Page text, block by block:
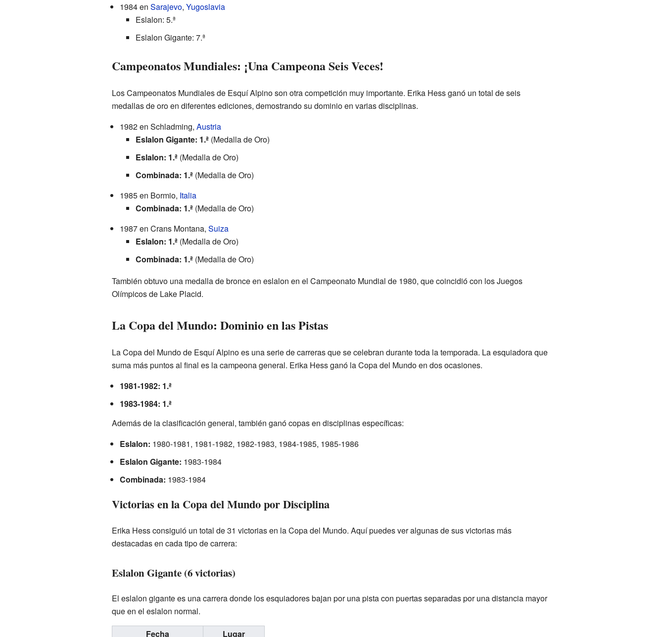
1984 en Sarajevo, Yugoslavia
Eslalon: 5.ª
Eslalon Gigante: 7.ª
Campeonatos Mundiales: ¡Una Campeona Seis Veces!
Los Campeonatos Mundiales de Esquí Alpino son otra competición muy importante. Erika Hess ganó un total de seis
medallas de oro en diferentes ediciones, demostrando su dominio en varias disciplinas.
1982 en Schladming, Austria
Eslalon Gigante: 1.ª(Medalla de Oro)
Eslalon: 1.ª(Medalla de Oro)
Combinada: 1.ª(Medalla de Oro)
1985 en Bormio, Italia
Combinada: 1.ª(Medalla de Oro)
1987 en Crans Montana, Suiza
Eslalon: 1.ª(Medalla de Oro)
Combinada: 1.ª(Medalla de Oro)
También obtuvo una medalla de bronce en eslalon en el Campeonato Mundial de 1980, que coincidió con los Juegos
Olímpicos de Lake Placid.
La Copa del Mundo: Dominio en las Pistas
La Copa del Mundo de Esquí Alpino es una serie de carreras que se celebran durante toda la temporada. La esquiadora que
suma más puntos al final es la campeona general. Erika Hess ganó la Copa del Mundo en dos ocasiones.
1981-1982: 1.ª
1983-1984: 1.ª
Además de la clasificación general, también ganó copas en disciplinas específicas:
Eslalon: 1980-1981, 1981-1982, 1982-1983, 1984-1985, 1985-1986
Eslalon Gigante: 1983-1984
Combinada: 1983-1984
Victorias en la Copa del Mundo por Disciplina
Erika Hess consiguió un total de 31 victorias en la Copa del Mundo. Aquí puedes ver algunas de sus victorias más
destacadas en cada tipo de carrera:
Eslalon Gigante (6 victorias)
El eslalon gigante es una carrera donde los esquiadores bajan por una pista con puertas separadas por una distancia mayor
que en el eslalon normal.
Fecha
Lugar